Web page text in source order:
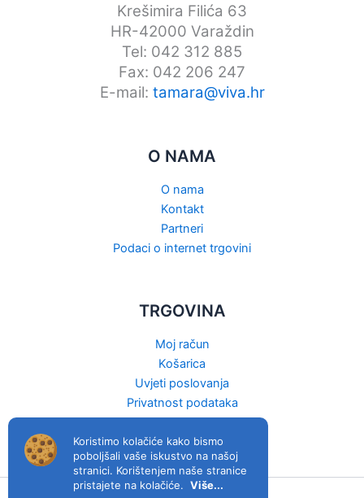
Koristimo kolačiće kako bismo
poboljšali vaše iskustvo na našoj
stranici. Korištenjem naše stranice
pristajete na kolačiće. Više...
Krešimira Filića 63
HR-42000 Varaždin
Tel: 042 312 885
Fax: 042 206 247
E-mail: tamara@viva.hr
O NAMA
O nama
Kontakt
Partneri
Podaci o internet trgovini
TRGOVINA
Moj račun
Košarica
Uvjeti poslovanja
Privatnost podataka
Raskid ugovora